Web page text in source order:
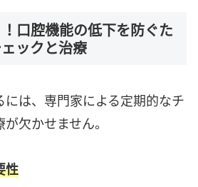
口腔機能の低下を防ぐた
ックと治療
には、専門家による定期的なチ
欠かせません。
性